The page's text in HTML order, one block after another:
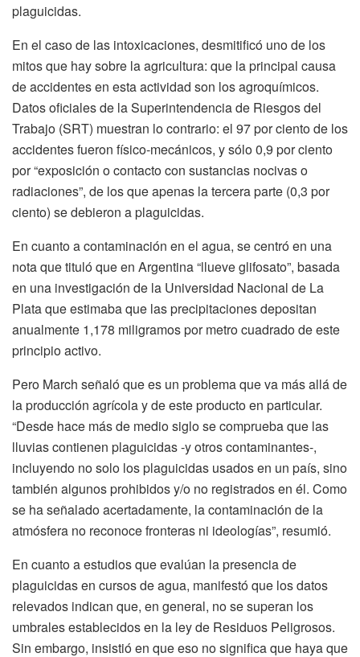
plaguicidas.
En el caso de las intoxicaciones, desmitificó uno de los
mitos que hay sobre la agricultura: que la principal causa
de accidentes en esta actividad son los agroquímicos.
Datos oficiales de la Superintendencia de Riesgos del
Trabajo (SRT) muestran lo contrario: el 97 por ciento de los
accidentes fueron físico-mecánicos, y sólo 0,9 por ciento
por “exposición o contacto con sustancias nocivas o
radiaciones”, de los que apenas la tercera parte (0,3 por
ciento) se debieron a plaguicidas.
En cuanto a contaminación en el agua, se centró en una
nota que tituló que en Argentina “llueve glifosato”, basada
en una investigación de la Universidad Nacional de La
Plata que estimaba que las precipitaciones depositan
anualmente 1,178 miligramos por metro cuadrado de este
principio activo.
Pero March señaló que es un problema que va más allá de
la producción agrícola y de este producto en particular.
“Desde hace más de medio siglo se comprueba que las
lluvias contienen plaguicidas -y otros contaminantes-,
incluyendo no solo los plaguicidas usados en un país, sino
también algunos prohibidos y/o no registrados en él. Como
se ha señalado acertadamente, la contaminación de la
atmósfera no reconoce fronteras ni ideologías”, resumió.
En cuanto a estudios que evalúan la presencia de
plaguicidas en cursos de agua, manifestó que los datos
relevados indican que, en general, no se superan los
umbrales establecidos en la ley de Residuos Peligrosos.
Sin embargo, insistió en que eso no significa que haya que